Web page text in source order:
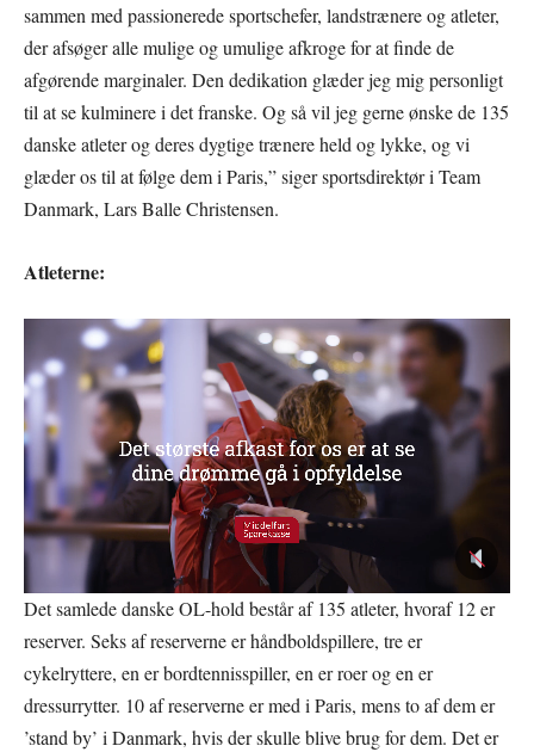
sammen med passionerede sportschefer, landstrænere og atleter,
der afsøger alle mulige og umulige afkroge for at finde de
afgørende marginaler. Den dedikation glæder jeg mig personligt
til at se kulminere i det franske. Og så vil jeg gerne ønske de 135
danske atleter og deres dygtige trænere held og lykke, og vi
glæder os til at følge dem i Paris,” siger sportsdirektør i Team
Danmark, Lars Balle Christensen.
Atleterne:
Det samlede danske OL-hold består af 135 atleter, hvoraf 12 er
reserver. Seks af reserverne er håndboldspillere, tre er
cykelryttere, en er bordtennisspiller, en er roer og en er
dressurrytter. 10 af reserverne er med i Paris, mens to af dem er
’stand by’ i Danmark, hvis der skulle blive brug for dem. Det er